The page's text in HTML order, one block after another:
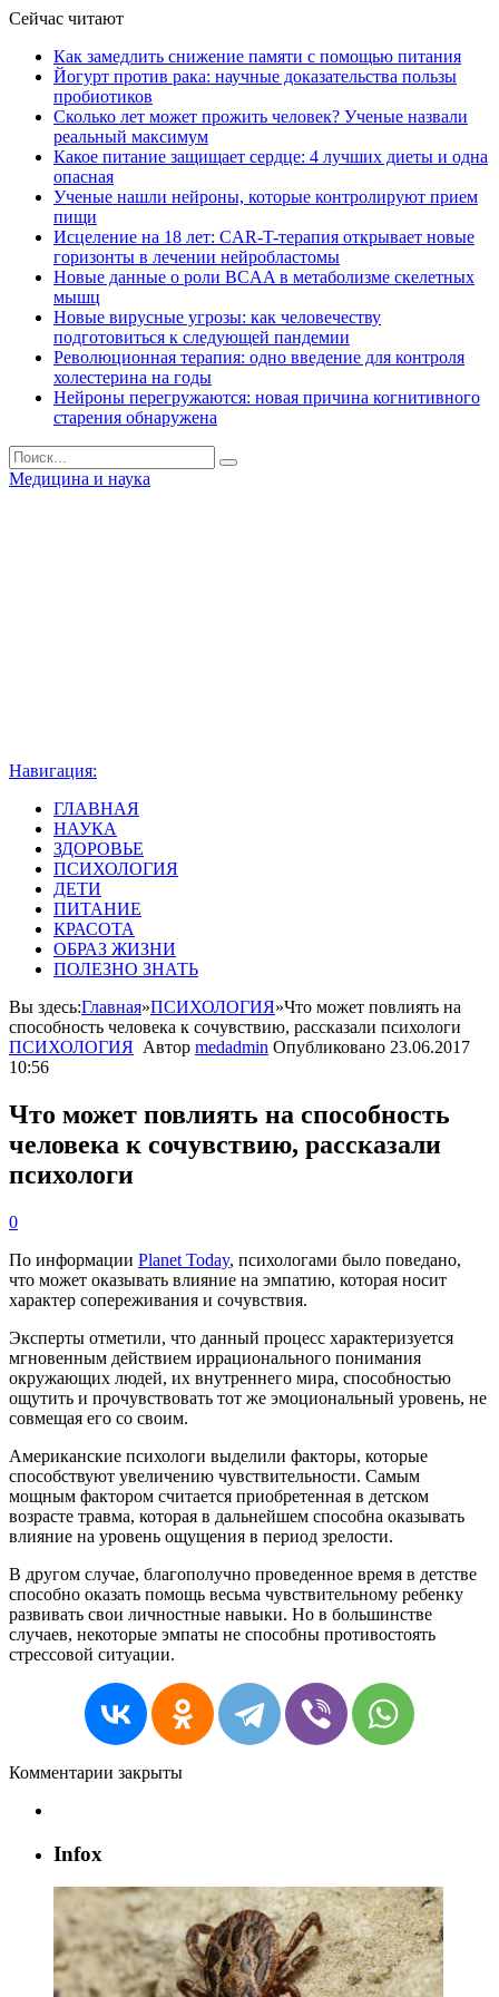
Сейчас читают
Как замедлить снижение памяти с помощью питания
Йогурт против рака: научные доказательства пользы
пробиотиков
Сколько лет может прожить человек? Ученые назвали
реальный максимум
Какое питание защищает сердце: 4 лучших диеты и одна
опасная
Ученые нашли нейроны, которые контролируют прием
пищи
Исцеление на 18 лет: CAR-T-терапия открывает новые
горизонты в лечении нейробластомы
Новые данные о роли BCAA в метаболизме скелетных
мышц
Новые вирусные угрозы: как человечеству
подготовиться к следующей пандемии
Революционная терапия: одно введение для контроля
холестерина на годы
Нейроны перегружаются: новая причина когнитивного
старения обнаружена
Медицина и наука
Навигация:
ГЛАВНАЯ
НАУКА
ЗДОРОВЬЕ
ПСИХОЛОГИЯ
ДЕТИ
ПИТАНИЕ
КРАСОТА
ОБРАЗ ЖИЗНИ
ПОЛЕЗНО ЗНАТЬ
Вы здесь:Главная»ПСИХОЛОГИЯ»Что может повлиять на
способность человека к сочувствию, рассказали психологи
ПСИХОЛОГИЯ Автор medadmin Опубликовано 23.06.2017
10:56
Что может повлиять на способность
человека к сочувствию, рассказали
психологи
0
По информации Planet Today, психологами было поведано,
что может оказывать влияние на эмпатию, которая носит
характер сопереживания и сочувствия.
Эксперты отметили, что данный процесс характеризуется
мгновенным действием иррационального понимания
окружающих людей, их внутреннего мира, способностью
ощутить и прочувствовать тот же эмоциональный уровень, не
совмещая его со своим.
Американские психологи выделили факторы, которые
способствуют увеличению чувствительности. Самым
мощным фактором считается приобретенная в детском
возрасте травма, которая в дальнейшем способна оказывать
влияние на уровень ощущения в период зрелости.
В другом случае, благополучно проведенное время в детстве
способно оказать помощь весьма чувствительному ребенку
развивать свои личностные навыки. Но в большинстве
случаев, некоторые эмпаты не способны противостоять
стрессовой ситуации.
Комментарии закрыты
Infox